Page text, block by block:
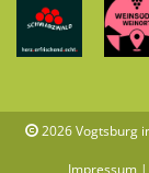
2026 Vogtsburg
Impressum |